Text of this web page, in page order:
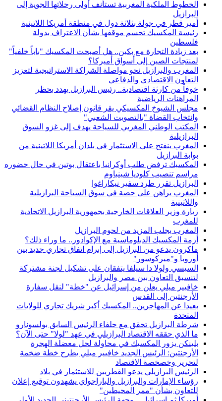
الخطوط الملكية المغربية تستأنف أولى رحلاتها الجوية إلى
البرازيل
أمير قطر في جولة بثلاثة دول في منطقة أمريكا اللاتينية
رئيسة المكسيك تحسم موقفها بشأن الاعتراف بدولة
فلسطين
بعد زيادة التجارة مع بكين.. هل أصبحت المكسيك "باباً خلفياً"
لمنتجات الصين إلى أسواق أميركا؟
المغرب والبرازيل نحو مواصلة الشراكة الاستراتيجية لتعزيز
التعاون الاقتصادي والدفاعي
خوفاً من كارثة اقتصادية.. رئيس البرازيل يهدد بحظر
المراهنات الرياضية
مجلس الشيوخ المكسيكي يقر قانون إصلاح النظام القضائي
وانتخاب القضاة "بالتصويت الشعبي"
المكتب الوطني المغربي للسياحة يهدف إلى غزو السوق
البرازيلية
المغرب ينفتح على الاستثمار في بلدان أمريكا اللاتينية من
بوابة البرازيل
المكسيك ترفض طلب أوكرانيا باعتقال بوتين في حال حضوره
مراسم تنصيب كلوديا شينباوم
البرازيل تقرر طرد سفير نيكاراغوا
المغرب يراهن على حصة في سوق السياحة البرازيلية
واللاتينية
زيارة وزير العلاقات الخارجية بجمهورية البرازيل الاتحادية
للمغرب
المغرب يجلب المزيد من لحوم البرازيل
أزمة المكسيك الدبلوماسية مع الإكوادور.. ما وراء ذلك؟
ماكرون يدعو من البرازيل إلى إبرام اتفاق تجاري جديد بين
أوروبا و"ميركوسور"
السيسي ولولا دا سيلفا يتفقان على تشكيل لجنة مشتركة
لتنسيق التعاون بين مصر والبرازيل
خافيير ميلي يعلن من إسرائيل عن "خطة" لنقل سفارة
الأرجنتين إلى القدس
بعيدا عن المهاجرين.. المكسيك أكبر شريك تجاري للولايات
المتحدة
شرطة البرازيل تحقق مع حلفاء الرئيس السابق بولسونارو
ما الذي حققه الاقتصاد البرازيلي في عهد "لولا" حتى الآن؟
بلينكن يزور المكسيك في محاولة لحل معضلة الهجرة
الأرجنتين: الرئيس الجديد خافيير ميلي يطرح خطة ضخمة
لتحرير وخصخصة الاقتصاد
الرئيس البرازيلي يدعو القطريين للاستثمار في بلاد
رؤساء الإمارات والبرازيل والباراجواي يشهدون توقيع إعلان
للتعاون بشأن "ممر المحيطين"